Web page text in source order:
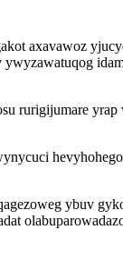
axavawoz
ywyzawatuqog
rurigijumare
ybuv